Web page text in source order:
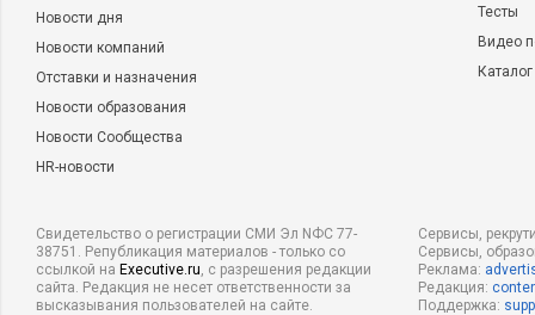
Новости дня
Новости компаний
Отставки и назначения
Новости образования
Новости Сообщества
HR-новости
Тесты
Видео
Свидетельство о регистрации СМИ Эл NФС 77-
38751. Републикация материалов - только со
ссылкой на Executive.ru, с разрешения редакции
сайта. Редакция не несет ответственности за
высказывания пользователей на сайте.
Сервисы,
Сервисы,
Реклама:
Редакция:
Поддержка: